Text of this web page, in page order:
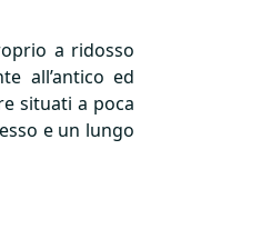
a ridosso
all’antico ed
situati a poca
e un lungo